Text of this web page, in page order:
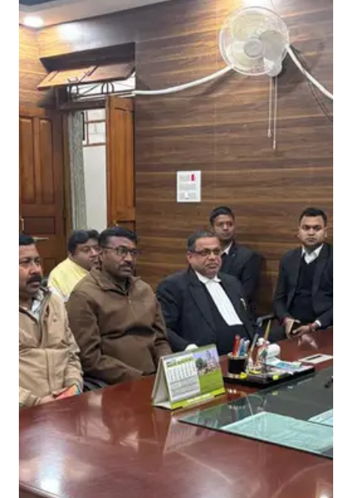
अं
व्य
क्ति
न्या
य
हुँ
च
ना
ही
ए
ए
द्दे
श्य